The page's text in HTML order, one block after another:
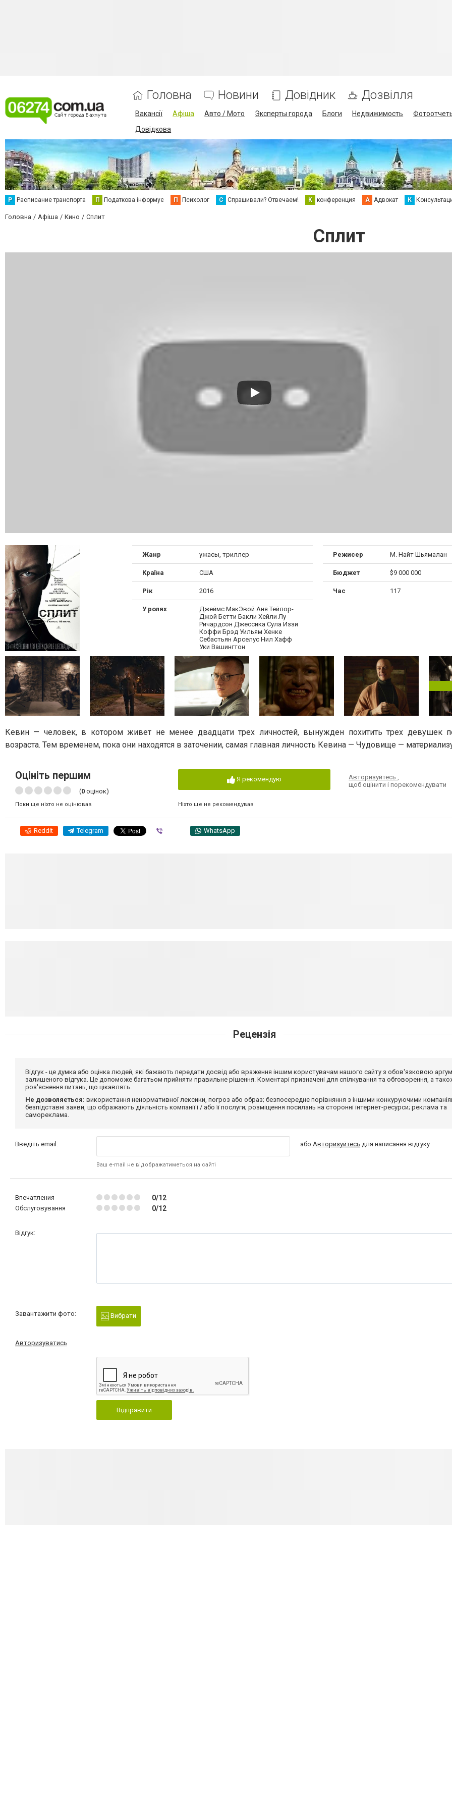
Головна Новини Довідник Дозвілля
Вакансії Афіша Авто / Мото Эксперты города Блоги Недвижимость
Довідкова
Р Расписание транспорта П Податкова інформує П Психолог С Спрашивали? Отвечаем! К конференция А Адвокат К
Головна Афіша Кино Сплит
Сплит
Жанр ужасы, триллер
Країна США
Рік 2016
У ролях
Джеймс МакЭвой Аня Тейлор-
Джой Бетти Бакли Хейли Лу
Ричардсон Джессика Сула Иззи
Коффи Брэд Уильям Хенке
Себастьян Арселус Нил Хафф
Уки Вашингтон
Режисер М. Найт Шьямалан
Бюджет $9 000 000
Час 117
Кевин — человек, в котором живет не менее двадцати трех личностей, вынужден похитить трех девушек
возраста. Тем временем, пока они находятся в заточении, самая главная личность Кевина — Чудовище —
Оцініть першим
(0 оцінок)
Поки ще ніхто не оцінював
Я рекомендую
Ніхто ще не рекомендував
Авторизуйтесь,
щоб оцінити і порекомендувати
Reddit Telegram WhatsApp
Рецензія
Відгук - це думка або оцінка людей, які бажають передати досвід або враження іншим користувачам нашого сайту з обов'язковою
залишеного відгука. Це допоможе багатьом прийняти правильне рішення. Коментарі призначені для спілкування та обговорення, а
роз'яснення питань, що цікавлять.
Не дозволяється: використання ненормативної лексики, погроз або образ; безпосереднє порівняння з іншими конкуруючими
безпідставні заяви, що ображають діяльність компанії і / або її послуги; розміщення посилань на сторонні інтернет-ресурси; реклама та
самореклама.
Введіть email:
Ваш e-mail не відображатиметься на сайті
або Авторизуйтесь для написання відгуку
Впечатления 0/12
Обслуговування 0/12
Відгук:
Завантажити фото: Вибрати
Авторизуватись
Відправити